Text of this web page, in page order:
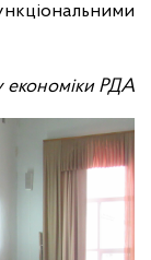
економіки РДА